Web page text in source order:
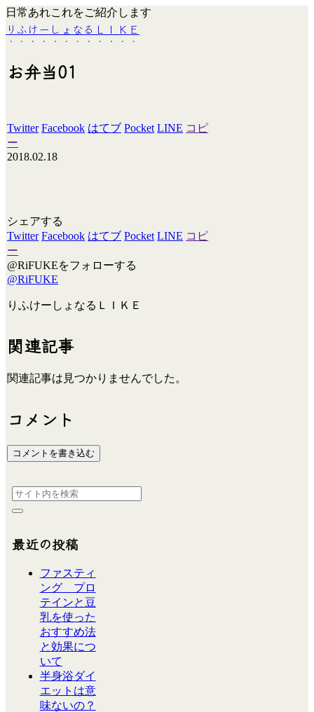
日常あれこれをご紹介します
りふけーしょなるＬＩＫＥ
お弁当01
Twitter Facebook はてブ Pocket LINE コピ
ー
2018.02.18
シェアする
Twitter Facebook はてブ Pocket LINE コピ
ー
@RiFUKEをフォローする
@RiFUKE
りふけーしょなるＬＩＫＥ
関連記事
関連記事は見つかりませんでした。
コメント
コメントを書き込む
最近の投稿
ファスティ
ング プロ
テインと豆
乳を使った
おすすめ法
と効果につ
いて
半身浴ダイ
エットは意
味ないの？